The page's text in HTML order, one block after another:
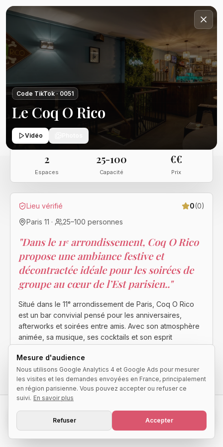
Code TikTok ·0051
Le Coq O Rico
Vidéo
2
Espaces
25-100
Capacité
€€
Prix
Lieu vérifié 0(0)
Paris 11 · 25–100 personnes
"Dans le 11ᵉ arrondissement, Coq O Rico
propose une ambiance festive et
décontractée idéale pour les soirées de
groupe au cœur de l’Est parisien.."
Situé dans le 11ᵉ arrondissement de Paris, Coq O Rico
est un bar convivial pensé pour les anniversaires,
afterworks et soirées entre amis. Avec son atmosphère
animée, sa musique, ses cocktails et son esprit
spot simple, vivant et festif. Entre happy hour, ambiance
qui monte au fil de la soirée et cadre typiquement
parisien, Coq O Rico offre un format parfait pour
partager des verres et prolonger la nuit dans une
ambiance détendue.
Demander une disponibilité
Mesure d'audience
Nous utilisons Google Analytics 4 et Google Ads pour mesurer
les visites et les demandes envoyées en France, principalement
en région parisienne. Vous pouvez accepter ou refuser ce
suivi. En savoir plus
Refuser Accepter